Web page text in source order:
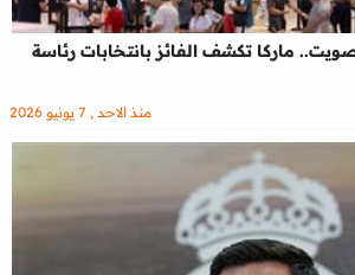
ماركا تكشف الفائز بانتخابات رئاسة
منذ الاحد , 7 يونيو 2026